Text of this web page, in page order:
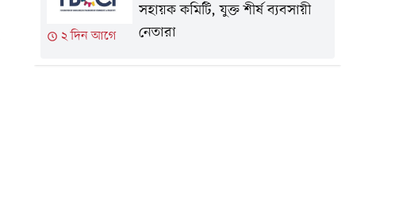
২ দিন আগে
সহায়ক কমিটি, যুক্ত শীর্ষ ব্যবসায়ী
নেতারা